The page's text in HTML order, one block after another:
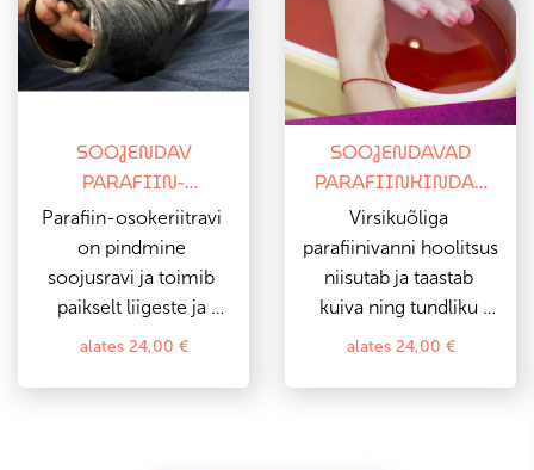
SOOJENDAV
PARAFIIN-
OSOKERIIT 20MIN
Parafiin-osokeriitravi
on pindmine
soojusravi ja toimib
paikselt liigeste ja
lihaste vaevuste puhul.
alates 24,00 €
SOOJENDAVAD
PARAFIINKINDAD
20 MIN
Virsikuõliga
parafiinivanni hoolitsus
niisutab ja taastab
kuiva ning tundliku
naha. Nahk muutub
alates 24,00 €